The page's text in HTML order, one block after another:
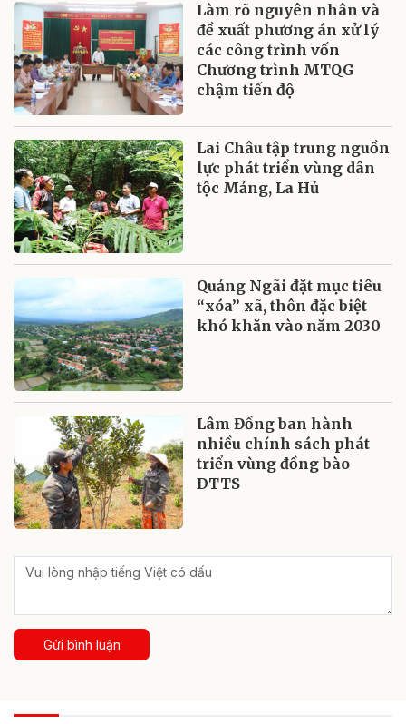
Làm rõ nguyên nhân và
đề xuất phương án xử lý
các công trình vốn
Chương trình MTQG
chậm tiến độ
Lai Châu tập trung nguồn
lực phát triển vùng dân
tộc Mảng, La Hủ
Quảng Ngãi đặt mục tiêu
“xóa” xã, thôn đặc biệt
khó khăn vào năm 2030
Lâm Đồng ban hành
nhiều chính sách phát
triển vùng đồng bào
DTTS
Gửi bình luận